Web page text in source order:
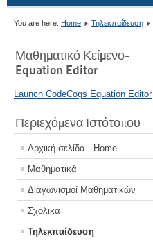
You are here: Home Τηλεκπαίδευση
Μαθηματικό Κείμενο-
Equation Editor
Launch CodeCogs Equation Editor
Περιεχόμενα Ιστότοπου
Αρχική σελίδα - Home
Μαθηματικά
Διαγωνισμοί Μαθηματικών
Σχολικα
Τηλεκπαίδευση